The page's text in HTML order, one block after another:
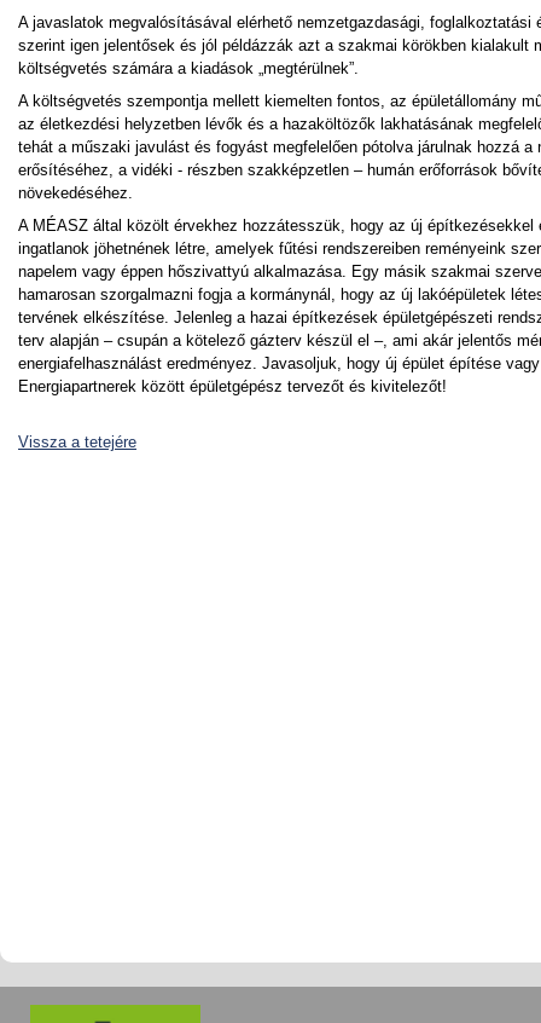
A javaslatok megvalósításával elérhető nemzetgazdasági,
szerint igen jelentősek és jól példázzák azt a szakmai körökben kialakult
költségvetés számára a kiadások „megtérülnek”.
A költségvetés szempontja mellett kiemelten fontos, az épületállomány
az életkezdési helyzetben lévők és a hazaköltözők lakhatásának
tehát a műszaki javulást és fogyást megfelelően pótolva járulnak hozzá a
erősítéséhez, a vidéki - részben szakképzetlen – humán erőforrások
növekedéséhez.
A MÉASZ által közölt érvekhez hozzátesszük, hogy az új
ingatlanok jöhetnének létre, amelyek fűtési rendszereiben reményeink
napelem vagy éppen hőszivattyú alkalmazása. Egy másik szakmai
hamarosan szorgalmazni fogja a kormánynál, hogy az új lakóépületek
tervének elkészítése. Jelenleg a hazai építkezések épületgépészeti
terv alapján – csupán a kötelező gázterv készül el –, ami akár jelentős
energiafelhasználást eredményez. Javasoljuk, hogy új épület építése
Energiapartnerek között épületgépész tervezőt és kivitelezőt!
Vissza a tetejére